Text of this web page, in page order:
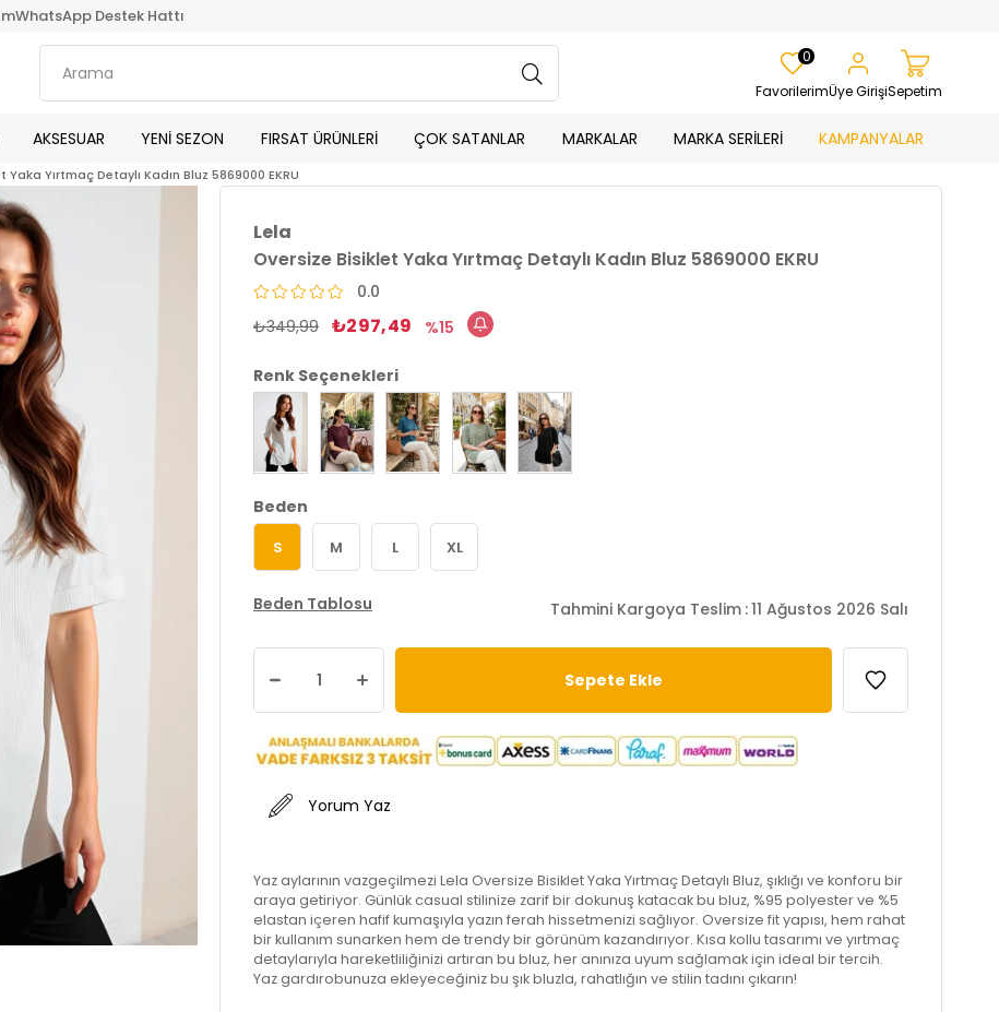
WhatsApp Destek Hattı
Favorilerim
0
Üye GirişiSepetim
AKSESUAR YENİ SEZON FIRSAT ÜRÜNLERİ ÇOK SATANLAR MARKALAR MARKA SERİLERİ KAMPANYALAR
Yaka Yırtmaç Detaylı Kadın Bluz 5869000 EKRU
Lela
Oversize Bisiklet Yaka Yırtmaç Detaylı Kadın Bluz 5869000 EKRU
0.0
₺349,99 ₺297,49 15
Renk Seçenekleri
Beden
S M L XL
Beden Tablosu Tahmini Kargoya Teslim :11 Ağustos 2026 Salı
Yorum Yaz
Yaz aylarının vazgeçilmezi Lela Oversize Bisiklet Yaka Yırtmaç Detaylı Bluz, şıklığı ve konforu bir
araya getiriyor. Günlük casual stilinize zarif bir dokunuş katacak bu bluz, %95 polyester ve %5
elastan içeren hafif kumaşıyla yazın ferah hissetmenizi sağlıyor. Oversize fit yapısı, hem rahat
bir kullanım sunarken hem de trendy bir görünüm kazandırıyor. Kısa kollu tasarımı ve yırtmaç
detaylarıyla hareketliliğinizi artıran bu bluz, her anınıza uyum sağlamak için ideal bir tercih.
Yaz gardırobunuza ekleyeceğiniz bu şık bluzla, rahatlığın ve stilin tadını çıkarın!